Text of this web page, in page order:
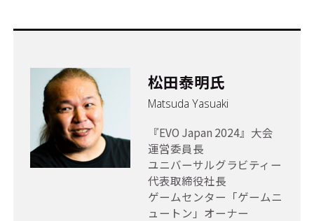
松田泰明氏
Matsuda Yasuaki
『EVO Japan 2024』大会
運営委員長
ユニバーサルグラビティー
代表取締役社長
ゲームセンター「ゲームニ
ュートン」オーナー